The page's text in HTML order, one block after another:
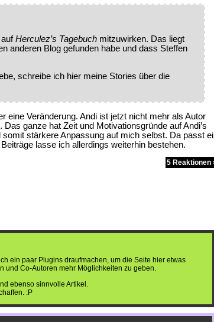
aufHerculez’s Tagebuch mitzuwirken. Das liegt
anderen Blog gefunden habe und dass Steffen
schreibe ich hier meine Stories über die
eine Veränderung. Andi ist jetzt nicht mehr als Autor
ganze hat Zeit und Motivationsgründe auf Andi’s
stärkere Anpassung auf mich selbst. Da passt
lasse ich allerdings weiterhin bestehen.
5 Reaktionen
ein paar Plugins draufmachen, um die Seite hier etwas
und Co-Autoren mehr Möglichkeiten zu geben.
ebenso sinnvolle Artikel.
:P